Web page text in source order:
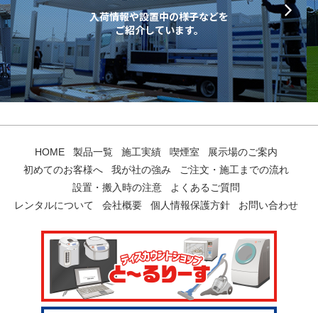
入荷情報や設置中の様子などを
ご紹介しています。
HOME 製品一覧 施工実績 喫煙室
展示場のご案内
初めてのお客様へ
我が社の強み
ご注文・施工までの流れ
設置・搬入時の注意
よくあるご質問
レンタルについて
会社概要 個人情報保護方針 お問い合わせ